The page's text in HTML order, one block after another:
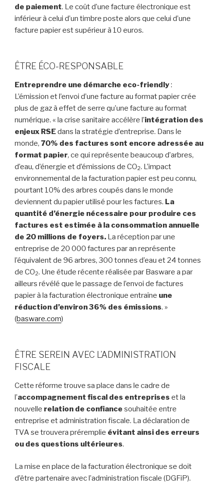
de paiement. Le coût d’une facture électronique est
inférieur à celui d’un timbre poste alors que celui d’une
facture papier est supérieur à 10 euros.
ÊTRE ÉCO-RESPONSABLE
Entreprendre une démarche eco-friendly:
L’émission et l’envoi d’une facture au format papier crée
plus de gaz à effet de serre qu’une facture au format
numérique. « la crise sanitaire accélère l’intégration des
enjeux RSEdans la stratégie d’entreprise. Dans le
monde, 70% des factures sont encore adressée au
format papier, ce qui représente beaucoup d’arbres,
d’eau, d’énergie et d’émissions de CO2. L’impact
environnemental de la facturation papier est peu connu,
pourtant 10% des arbres coupés dans le monde
deviennent du papier utilisé pour les factures. La
quantité d’énergie nécessaire pour produire ces
factures est estimée à la consommation annuelle
de 20 millions de foyers. La réception par une
entreprise de 20 000 factures par an représente
l’équivalent de 96 arbres, 300 tonnes d’eau et 24 tonnes
de CO2. Une étude récente réalisée par Basware a par
ailleurs révélé que le passage de l’envoi de factures
papier à la facturation électronique entraîne une
réduction d’environ 36% des émissions. »
(basware.com)
ÊTRE SEREIN AVEC L’ADMINISTRATION
FISCALE
Cette réforme trouve sa place dans le cadre de
l’accompagnement fiscal des entreprises et la
nouvelle relation de confiance souhaitée entre
entreprise et administration fiscale. La déclaration de
TVA se trouvera préremplie évitant ainsi des erreurs
ou des questions ultérieures.
La mise en place de la facturation électronique se doit
d’être partenaire avec l’administration fiscale (DGFiP).